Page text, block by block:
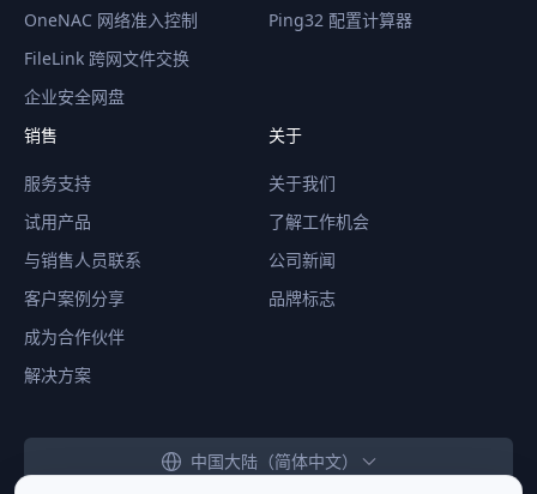
OneNAC 网络准入控制
FileLink 跨网文件交换
企业安全网盘
Ping32 配置计算器
销售
服务支持
试用产品
与销售人员联系
客户案例分享
成为合作伙伴
解决方案
关于
关于我们
了解工作机会
公司新闻
品牌标志
中国大陆（简体中文）